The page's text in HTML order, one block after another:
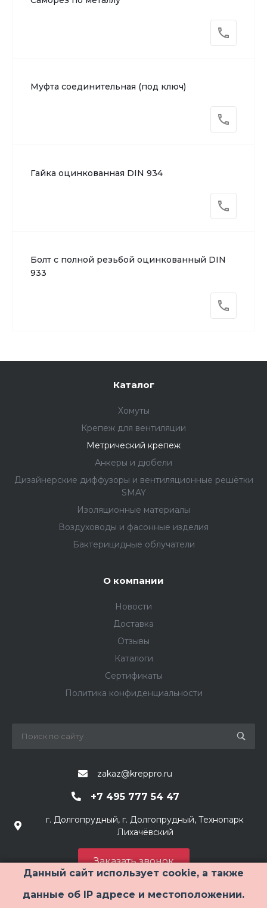
Данный сайт использует cookie, а также
данные об IP адресе и местоположении.
Муфта соединительная (под ключ)
Гайка оцинкованная DIN 934
Болт с полной резьбой оцинкованный DIN
933
Каталог
Хомуты
Крепеж для вентиляции
Метрический крепеж
Анкеры и дюбели
Дизайнерские диффузоры и вентиляционные решётки
SMAY
Изоляционные материалы
Воздуховоды и фасонные изделия
Бактерицидные облучатели
О компании
Новости
Доставка
Отзывы
Каталоги
Сертификаты
Политика конфиденциальности
zakaz@kreppro.ru
+7 495 777 54 47
г. Долгопрудный, г. Долгопрудный, Технопарк
Лихачёвский
Заказать звонок